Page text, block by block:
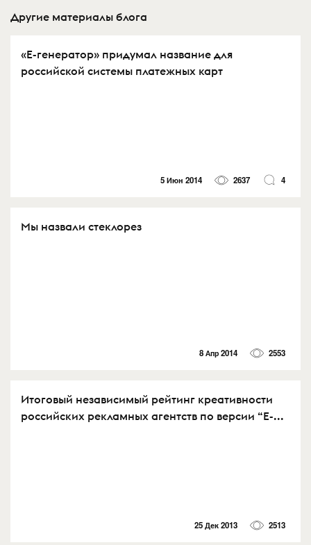
Другие материалы блога
«Е-генератор» придумал название для
российской системы платежных карт
5 Июн 2014 2637 4
Мы назвали стеклорез
8 Апр 2014 2553
Итоговый независимый рейтинг креативности
российских рекламных агентств по версии “Е-...
25 Дек 2013 2513